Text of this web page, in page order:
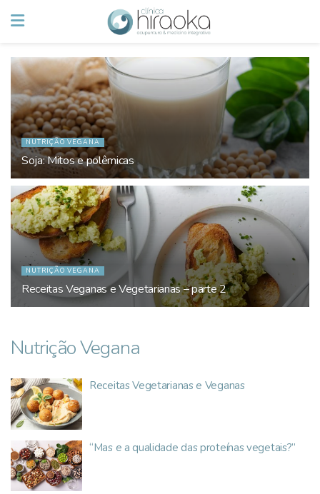
NUTRIÇÃO VEGANA
Soja: Mitos e polêmicas
NUTRIÇÃO VEGANA
Receitas Veganas e Vegetarianas – parte 2
Nutrição Vegana
Receitas Vegetarianas e Veganas
“Mas e a qualidade das proteínas vegetais?”